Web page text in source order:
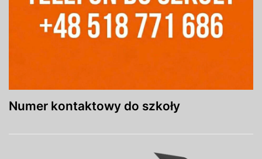
Numer kontaktowy do szkoły